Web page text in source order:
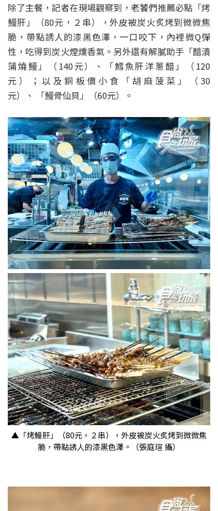
除了主餐，記者在現場觀察到，老饕們推薦必點「烤
鰻肝」（80元，２串），外皮被炭火炙烤到微微焦
脆，帶點誘人的漆黑色澤，一口咬下，內裡微Q彈
性，吃得到炭火煙燻香氣。另外還有解膩助手「醋漬
蒲燒鰻」（140元）、「鱈魚肝洋蔥醋」（120
元）；以及銅板價小食「胡麻菠菜」（30
元）、 「鰻骨仙貝」（60元）。
▲「烤鰻肝」（80元，２串），外皮被炭火炙烤到微微焦
脆，帶點誘人的漆黑色澤。（張庭瑄 攝）